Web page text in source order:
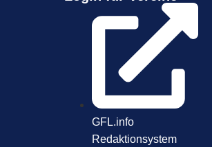
GFL.info
Redaktionsystem